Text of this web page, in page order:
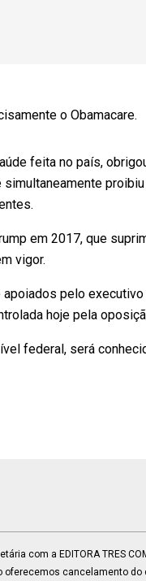
o Obamacare.
feita no país,
em 2017, que
vigor.
pelo
hoje pela
federal, será
com a EDITORA TRES
cancelamento